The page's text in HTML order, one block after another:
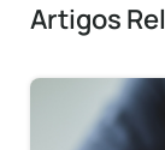
Artigos